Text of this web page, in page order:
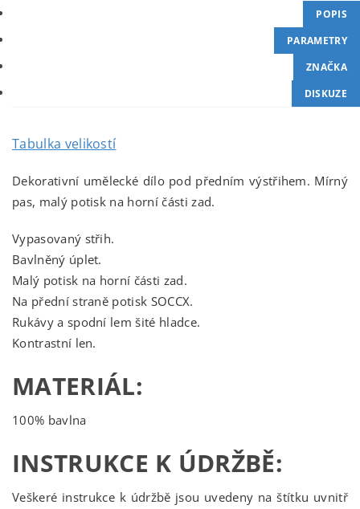
POPIS
PARAMETRY
ZNAČKA
DISKUZE
Tabulka velikostí
Dekorativní umělecké dílo pod předním výstřihem. Mírný
pas, malý potisk na horní části zad.
Vypasovaný střih.
Bavlněný úplet.
Malý potisk na horní části zad.
Na přední straně potisk SOCCX.
Rukávy a spodní lem šité hladce.
Kontrastní len.
MATERIÁL:
100% bavlna
INSTRUKCE K ÚDRŽBĚ:
Veškeré instrukce k údržbě jsou uvedeny na štítku uvnitř